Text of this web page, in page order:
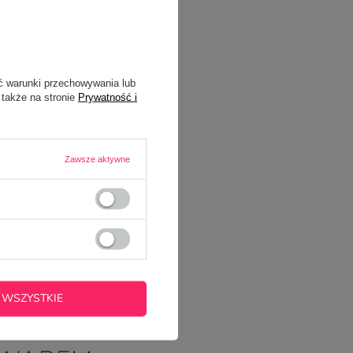
warunki przechowywania lub
na stronie Prywatność i
Zawsze aktywne